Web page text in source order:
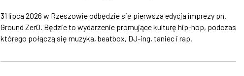
31 lipca 2026 w Rzeszowie odbędzie się pierwsza edycja imprezy pn.
Ground Zer0. Będzie to wydarzenie promujące kulturę hip-hop, podczas
którego połączą się muzyka, beatbox, DJ-ing, taniec i rap.